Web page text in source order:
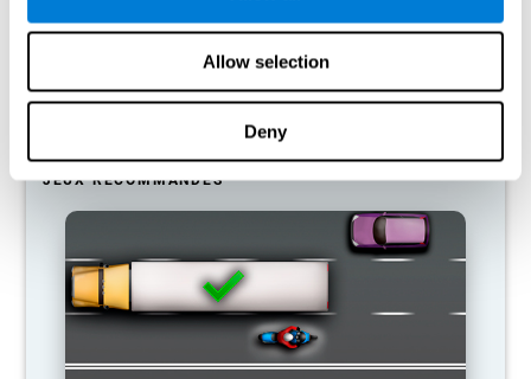
Allow selection
Deny
donc tendance à éliminer les connexions inutilisées. Ainsi, si une
compétence cognitive n'est pas utilisée normalement, le cerveau
ne fournit pas de ressources pour ce schéma d'activation
alors moins capables d'utiliser cette fonction cognitive, ce qui
nous rend moins efficaces dans nos activités quotidiennes.
JEUX RECOMMANDÉS